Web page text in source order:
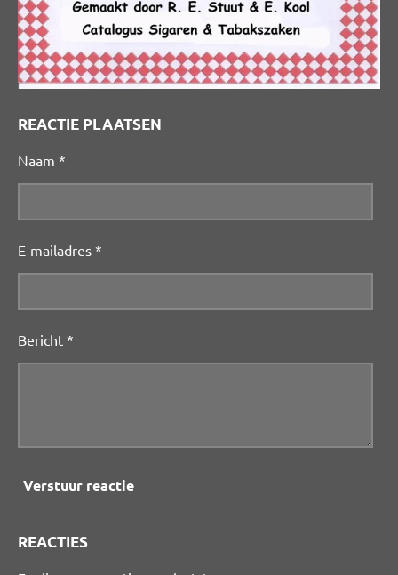
REACTIE PLAATSEN
Naam *
E-mailadres *
Bericht *
Verstuur reactie
REACTIES